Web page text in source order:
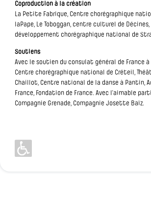
Coproduction à la création
La Petite Fabrique, Centre chorégraphique
laPape, Le Toboggan, centre culturel de Décines,
développement chorégraphique national de
Soutiens
Avec le soutien du consulat général de France à
Centre chorégraphique national de Créteil,
Chaillot, Centre national de la danse à Pantin,
France, Fondation de France. Avec l’aimable
Compagnie Grenade, Compagnie Josette Baïz.